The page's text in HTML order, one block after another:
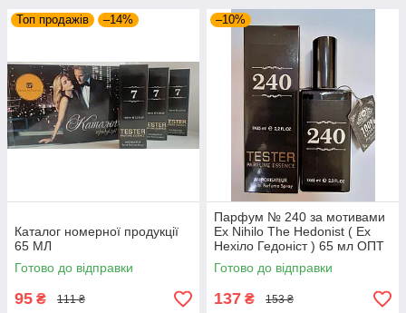
Топ продажів –14%
Каталог номерної продукції
65 МЛ
Готово до відправки
95 ₴ 111 ₴
–10%
Парфум № 240 за мотивами
Ex Nihilo The Hedonist ( Ех
Нехіло Гедоніст ) 65 мл ОПТ
Готово до відправки
137 ₴ 153 ₴